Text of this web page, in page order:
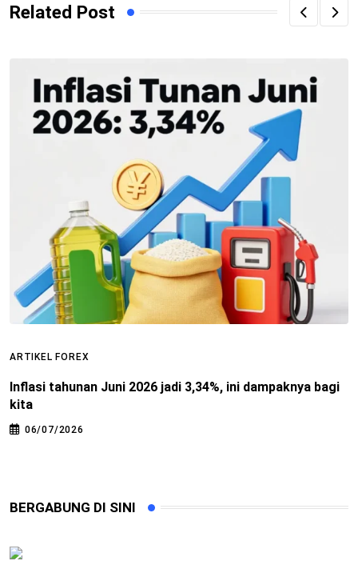
Related Post
ARTIKEL FOREX
Inflasi tahunan Juni 2026 jadi 3,34%, ini dampaknya bagi
kita
06/07/2026
BERGABUNG DI SINI